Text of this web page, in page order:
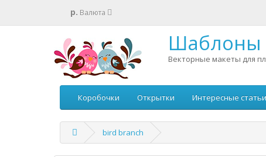
р. Валюта
Шаблоны
Векторные макеты для
Коробочки Открытки Интересные статьи
bird branch